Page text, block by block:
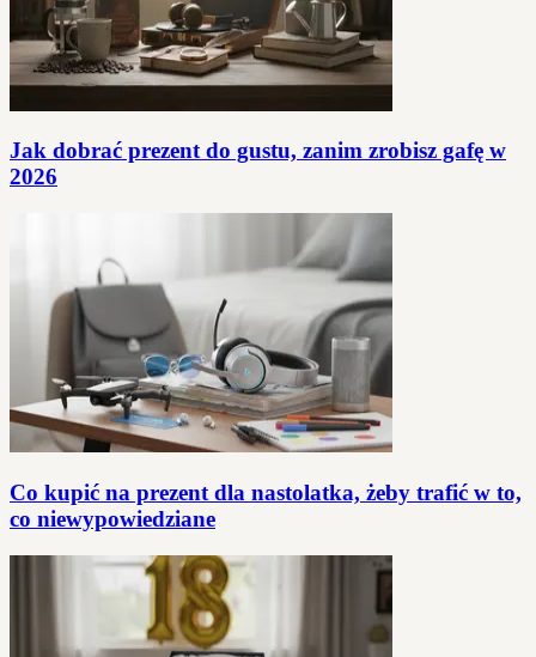
Jak dobrać prezent do gustu, zanim zrobisz gafę w
2026
Co kupić na prezent dla nastolatka, żeby trafić w to,
co niewypowiedziane